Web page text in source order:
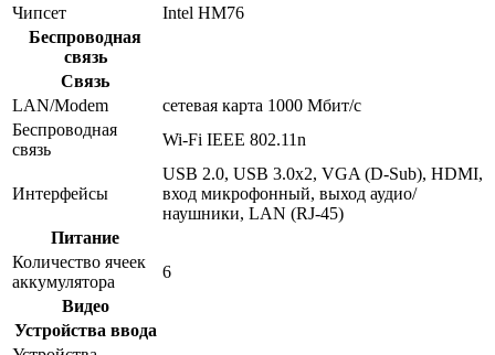
Чипсет
Intel HM76
Беспроводная
связь
Связь
LAN/Modem
сетевая карта 1000 Мбит/c
Беспроводная
связь
Wi-Fi IEEE 802.11n
Интерфейсы
USB 2.0, USB 3.0x2, VGA (D-Sub), HDMI,
вход микрофонный, выход аудио/
наушники, LAN (RJ-45)
Питание
Количество ячеек
аккумулятора
6
Видео
Устройства ввода